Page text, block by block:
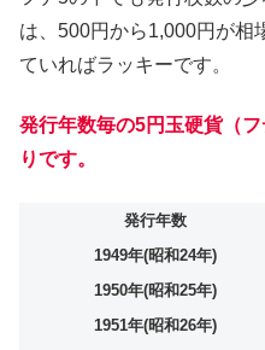
は、500円から1,000円が相
ていればラッキーです。
発行年数毎の5円玉硬貨（
りです。
発行年数
1949年(昭和24年)
1950年(昭和25年)
1951年(昭和26年)